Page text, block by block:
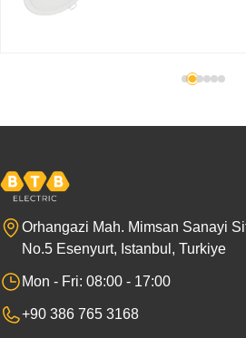
Orhangazi Mah. Mimsan Sanayi
No.5 Esenyurt, Istanbul, Turkiye
Mon - Fri: 08:00 - 17:00
+90 386 765 3168